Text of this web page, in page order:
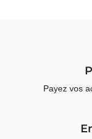
Payez vos